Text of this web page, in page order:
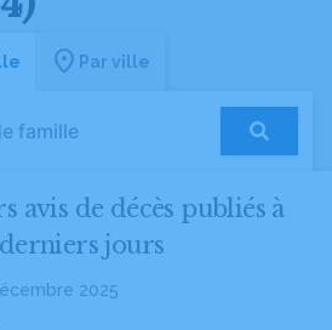
Par ville
avis de décès publiés à
jours
2025